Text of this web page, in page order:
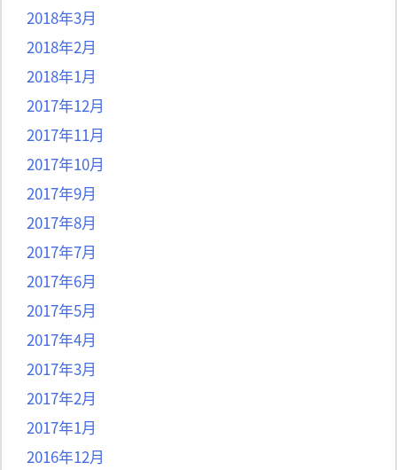
2018年3月
2018年2月
2018年1月
2017年12月
2017年11月
2017年10月
2017年9月
2017年8月
2017年7月
2017年6月
2017年5月
2017年4月
2017年3月
2017年2月
2017年1月
2016年12月